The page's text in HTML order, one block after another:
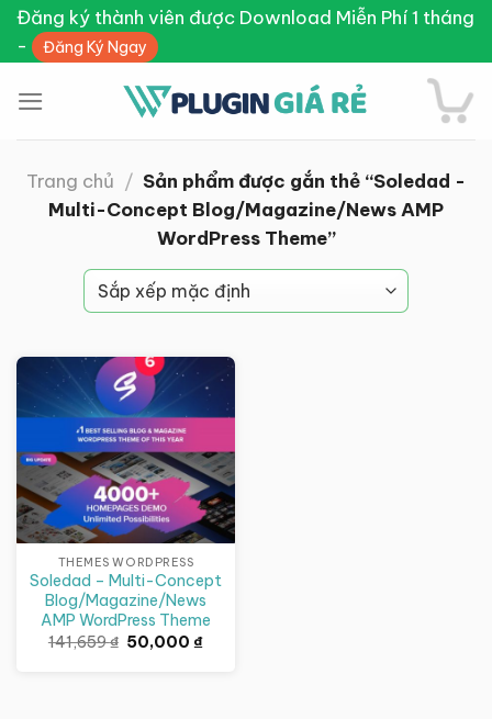
Skip
content
Đăng ký thành viên được Download Miễn Phí 1 tháng
-
Đăng Ký Ngay
Trang chủ / Sản phẩm được gắn thẻ “Soledad -
Multi-Concept Blog/Magazine/News AMP
WordPress Theme”
Giảm giá!
THEMES WORDPRESS
Soledad – Multi-Concept
Blog/Magazine/News
AMP WordPress Theme
141,659₫ Giá
gốc
50,000₫Giá